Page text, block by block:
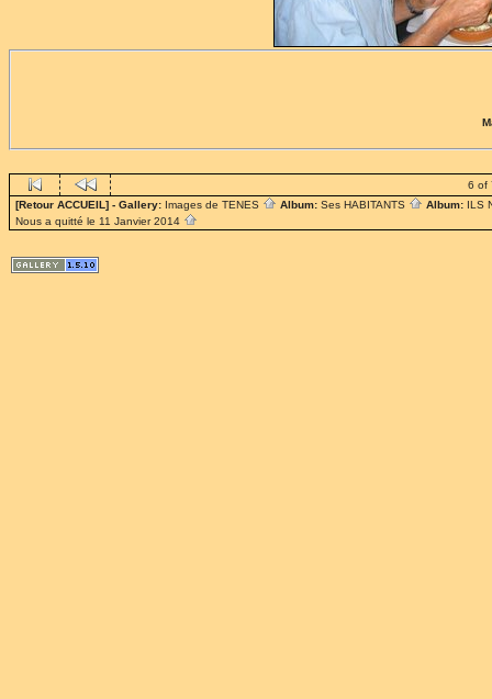
6 of
[Retour ACCUEIL] - Gallery: Images de TENES Album: Ses HABITANTS Album: ILS
Nous a quitté le 11 Janvier 2014